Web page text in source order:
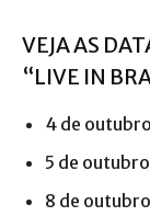
VEJA AS
“LIVE IN
4 de
5 de
8 de